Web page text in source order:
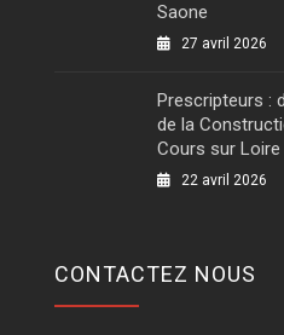
Saone
27 avril 2026
Prescripteurs :
de la
Cours sur Loire
22 avril 2026
CONTACTEZ NOUS